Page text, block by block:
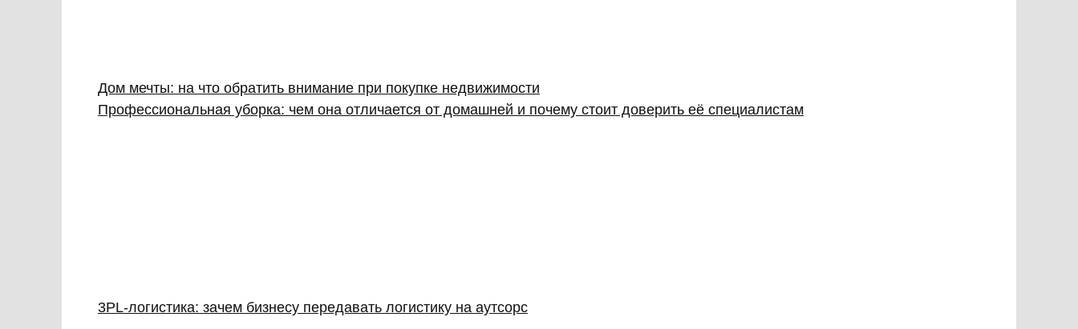
Дом мечты: на что обратить внимание при покупке недвижимости
Профессиональная уборка: чем она отличается от домашней и почему стоит доверить её специалистам
3PL‑логистика: зачем бизнесу передавать логистику на аутсорс